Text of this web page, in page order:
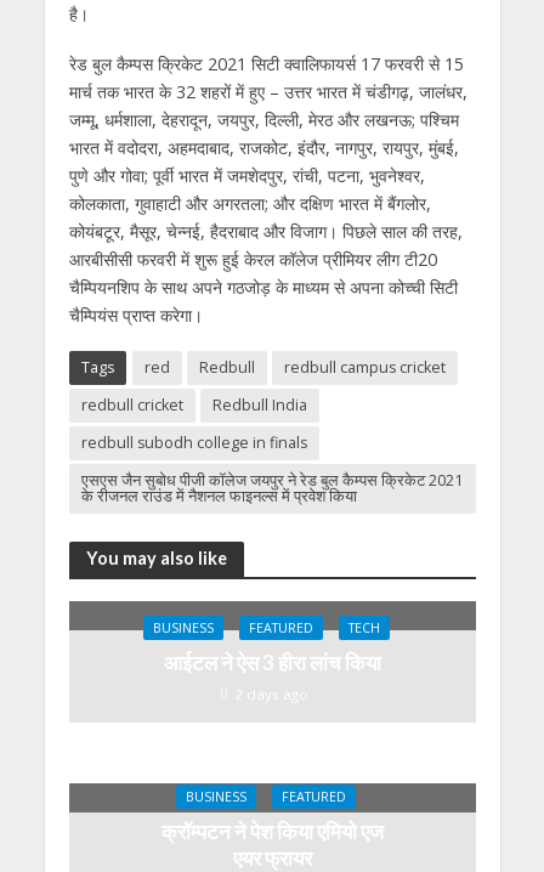
है।
रेड बुल कैम्‍पस क्रिकेट 2021 सिटी क्‍वालिफायर्स 17 फरवरी से 15
मार्च तक भारत के 32 शहरों में हुए – उत्तर भारत में चंडीगढ़, जालंधर,
जम्‍मू, धर्मशाला, देहरादून, जयपुर, दिल्‍ली, मेरठ और लखनऊ; पश्चिम
भारत में वदोदरा, अहमदाबाद, राजकोट, इंदौर, नागपुर, रायपुर, मुंबई,
पुणे और गोवा; पूर्वी भारत में जमशेदपुर, रांची, पटना, भुवनेश्‍वर,
कोलकाता, गुवाहाटी और अगरतला; और दक्षिण भारत में बैंगलोर,
कोयंबटूर, मैसूर, चेन्‍नई, हैदराबाद और विजाग। पिछले साल की तरह,
आरबीसीसी फरवरी में शुरू हुई केरल कॉलेज प्रीमियर लीग टी20
चैम्पियनशिप के साथ अपने गठजोड़ के माध्‍यम से अपना कोच्ची सिटी
चैम्पियंस प्राप्त करेगा।
Tags red Redbull
redbull campus cricket
redbull cricket
Redbull India
redbull subodh college in finals
एसएस जैन सुबोध पीजी कॉलेज जयपुर ने रेड बुल कैम्‍पस क्रिकेट 2021
के रीजनल राउंड में नैशनल फाइनल्‍स में प्रवेश किया
You may also like
BUSINESS FEATURED TECH
आईटल ने ऐस 3 हीरा लांच किया
2 days ago
BUSINESS FEATURED
क्रॉम्पटन ने पेश किया एमियो एज
एयर फ्रायर